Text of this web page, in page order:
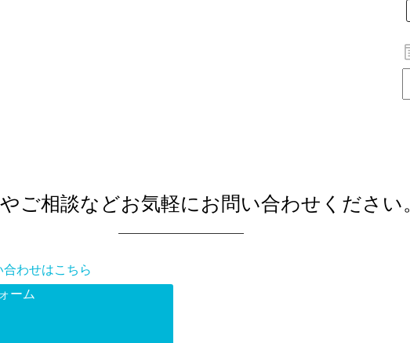
ご相談などお気軽にお問い合わせください。
わせはこちら
ーム